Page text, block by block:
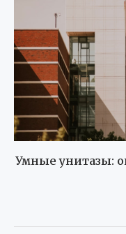
Умные унитазы: